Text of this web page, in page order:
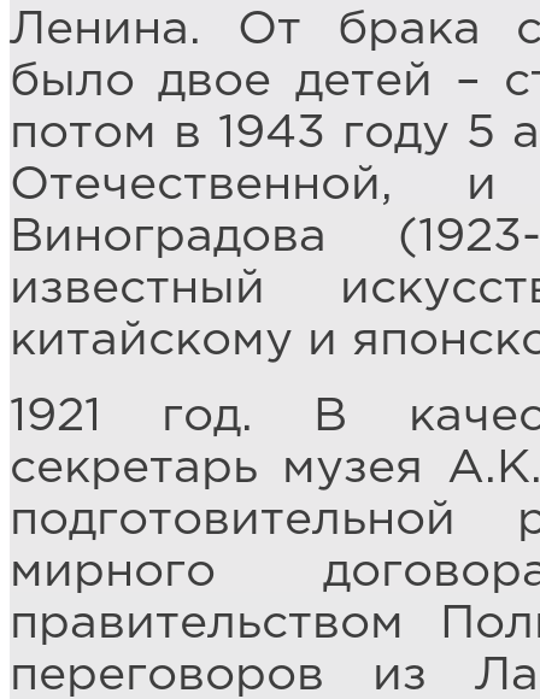
Ленина. От брака
было двое детей –
потом в 1943 году 5
Отечественной,
Виноградова
известный
китайскому и
1921 год. В
секретарь музея
мирного
правительством
переговоров из